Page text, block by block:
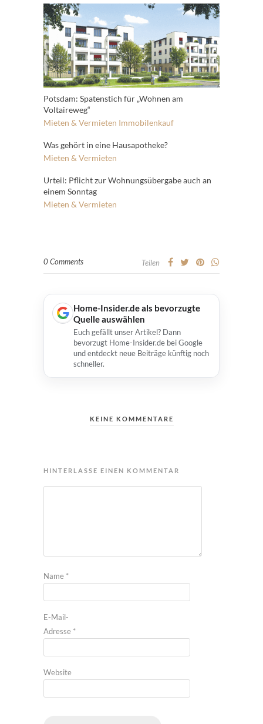
Potsdam: Spatenstich für „Wohnen am
Voltaireweg“
Mieten & Vermieten Immobilenkauf
Was gehört in eine Hausapotheke?
Mieten & Vermieten
Urteil: Pflicht zur Wohnungsübergabe auch an
einem Sonntag
Mieten & Vermieten
0 Comments Teilen
Home-Insider.de als bevorzugte
Quelle auswählen
Euch gefällt unser Artikel? Dann
bevorzugt Home-Insider.de bei Google
und entdeckt neue Beiträge künftig noch
schneller.
KEINE KOMMENTARE
HINTERLASSE EINEN KOMMENTAR
Name *
E-Mail-
Adresse *
Website